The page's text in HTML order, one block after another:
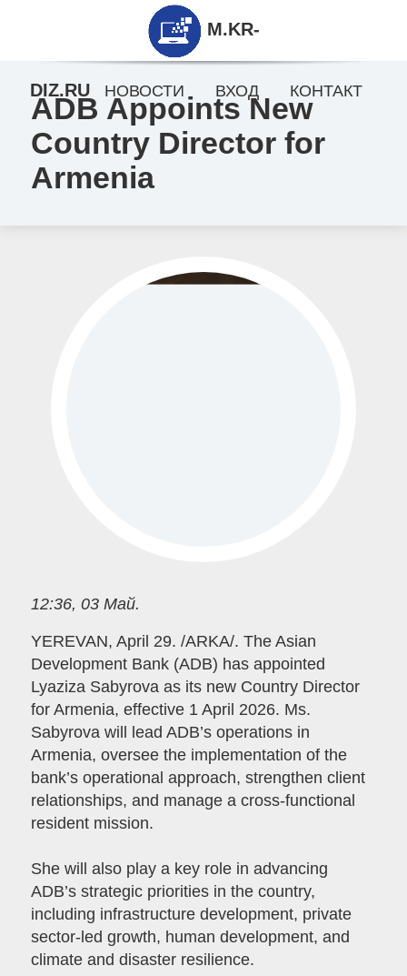
ADB Appoints New
Country Director for
Armenia
12:36, 03 Май.
YEREVAN, April 29. /ARKA/. The Asian
Development Bank (ADB) has appointed
Lyaziza Sabyrova as its new Country Director
for Armenia, effective 1 April 2026. Ms.
Sabyrova will lead ADB’s operations in
Armenia, oversee the implementation of the
bank’s operational approach, strengthen client
relationships, and manage a cross-functional
resident mission.
She will also play a key role in advancing
ADB’s strategic priorities in the country,
including infrastructure development, private
sector-led growth, human development, and
climate and disaster resilience.
M.KR-
DIZ.RU НОВОСТИ ВХОД КОНТАКТ